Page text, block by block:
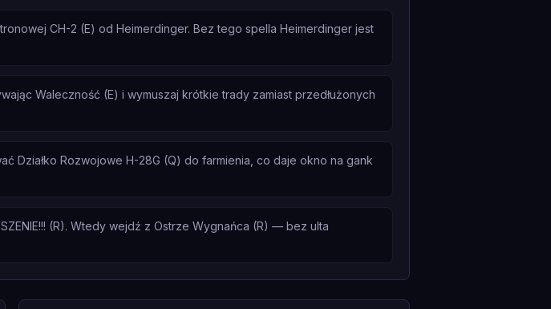
CH-2 (E) od Heimerdinger. Bez tego spella Heimerdinger jest
Waleczność (E) i wymuszaj krótkie trady zamiast przedłużonych
Działko Rozwojowe H-28G (Q) do farmienia, co daje okno na gank
(R). Wtedy wejdź z Ostrze Wygnańca (R) — bez ulta